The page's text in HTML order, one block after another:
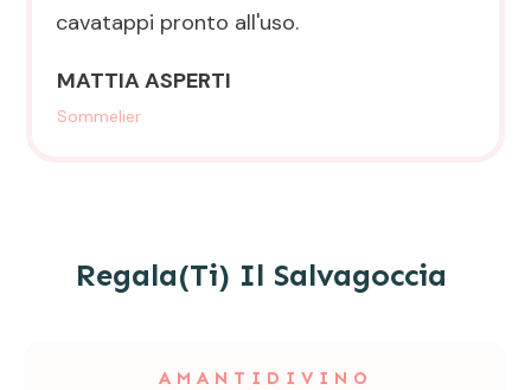
cavatappi pronto all'uso.
MATTIA ASPERTI
Sommelier
Regala(ti) Il Salvagoccia
AMANTIDIVINO